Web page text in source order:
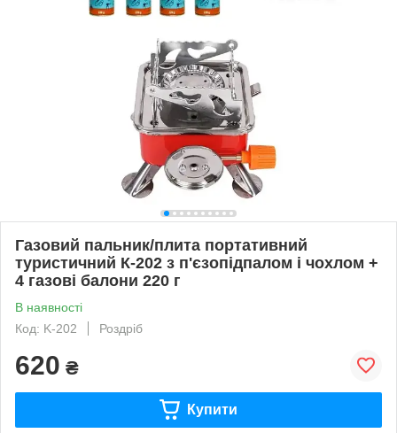
Газовий пальник/плита портативний
туристичний К-202 з п'єзопідпалом і чохлом +
4 газові балони 220 г
В наявності
Код: K-202
Роздріб
620 ₴
Купити